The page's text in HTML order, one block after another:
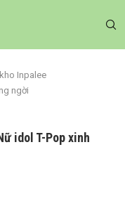
Inpalee
ngời
idol T-Pop xinh